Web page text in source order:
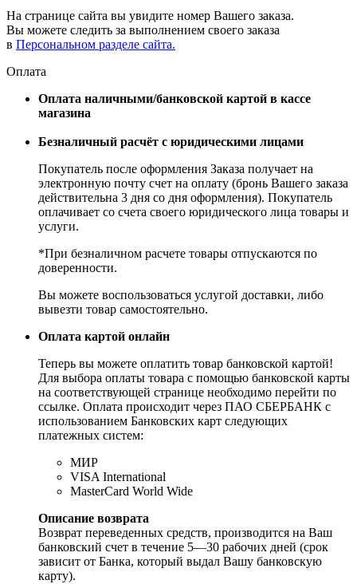
На странице сайта вы увидите номер Вашего заказа.
Вы можете следить за выполнением своего заказа
в Персональном разделе сайта.
Оплата
Оплата наличными/банковской картой в кассе
магазина
Безналичный расчёт с юридическими лицами
Покупатель после оформления Заказа получает на
электронную почту счет на оплату (бронь Вашего заказа
действительна 3 дня со дня оформления). Покупатель
оплачивает со счета своего юридического лица товары и
услуги.
*При безналичном расчете товары отпускаются по
доверенности.
Вы можете воспользоваться услугой доставки, либо
вывезти товар самостоятельно.
Оплата картой онлайн
Теперь вы можете оплатить товар банковской картой!
Для выбора оплаты товара с помощью банковской карты
на соответствующей странице необходимо перейти по
ссылке. Оплата происходит через ПАО СБЕРБАНК с
использованием Банковских карт следующих
платежных систем:
МИР
VISA International
MasterCard World Wide
Описание возврата
Возврат переведенных средств, производится на Ваш
банковский счет в течение 5—30 рабочих дней (срок
зависит от Банка, который выдал Вашу банковскую
карту).